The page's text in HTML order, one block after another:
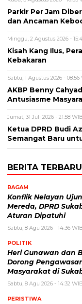
Parkir Per Jam
dan Ancaman
Minggu, 2 Agustus 2026 -
Kisah Kang Ilus,
Kebakaran
Sabtu, 1 Agustus 2026 - 08:56
AKBP Benny
Antusiasme
Jumat, 31 Juli 2026 - 21:58
Ketua DPRD Budi
Semangat Baru
BERITA TERBARU
RAGAM
Konflik Nelayan
Mereda, DPRD
Aturan Dipatuhi
Sabtu, 8 Agu 2026 - 14:36
POLITIK
Heri Gunawan dan
Dorong
Masyarakat di
Sabtu, 8 Agu 2026 - 14:32
PERISTIWA